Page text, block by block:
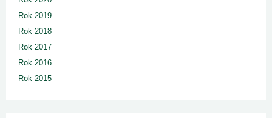
Rok 2019
Rok 2018
Rok 2017
Rok 2016
Rok 2015